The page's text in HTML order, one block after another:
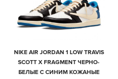
NIKE AIR JORDAN 1 LOW TRAVIS
SCOTT X FRAGMENT ЧЕРНО-
БЕЛЫЕ С СИНИМ КОЖАНЫЕ